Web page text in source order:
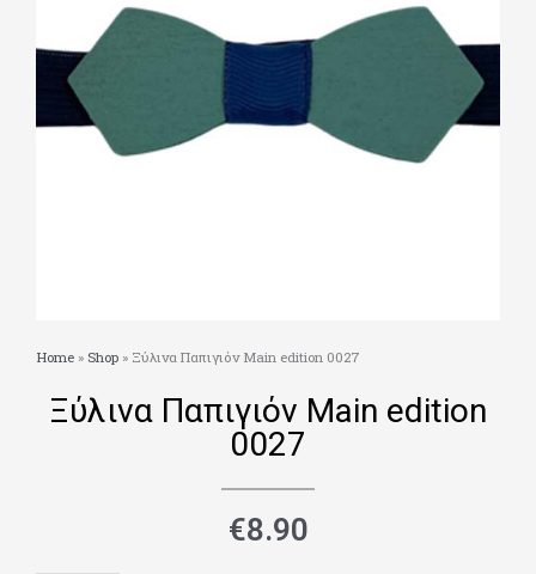
Home » Shop » Ξύλινα Παπιγιόν Main edition 0027
Ξύλινα Παπιγιόν Main edition
0027
€8.90